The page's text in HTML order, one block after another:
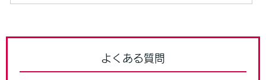
よくある質問